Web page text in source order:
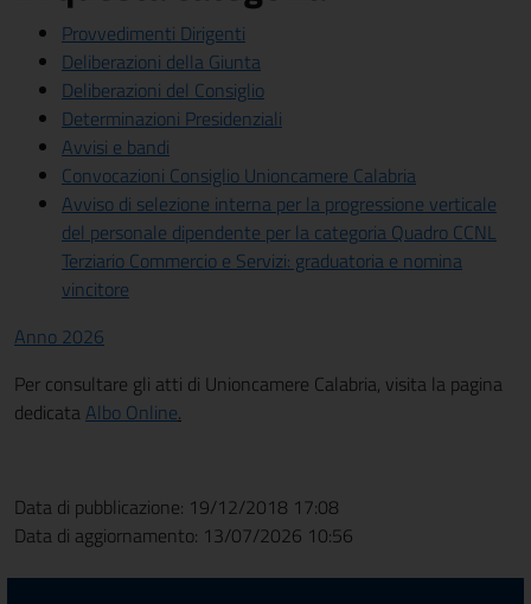
Provvedimenti Dirigenti
Deliberazioni della Giunta
Deliberazioni del Consiglio
Determinazioni Presidenziali
Avvisi e bandi
Convocazioni Consiglio Unioncamere Calabria
Avviso di selezione interna per la progressione verticale
del personale dipendente per la categoria Quadro CCNL
Terziario Commercio e Servizi: graduatoria e nomina
vincitore
Anno 2026
Per consultare gli atti di Unioncamere Calabria, visita la pagina
dedicata Albo Online.
Data di pubblicazione: 19/12/2018 17:08
Data di aggiornamento: 13/07/2026 10:56